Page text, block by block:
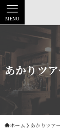
MENU
あかりツ
ホーム あかりツアー